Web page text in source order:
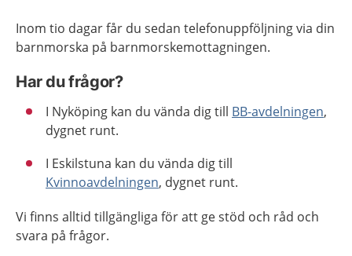
Inom tio dagar får du sedan telefonuppföljning via din
barnmorska på barnmorskemottagningen.
Har du frågor?
I Nyköping kan du vända dig till BB-avdelningen,
dygnet runt.
I Eskilstuna kan du vända dig till
Kvinnoavdelningen, dygnet runt.
Vi finns alltid tillgängliga för att ge stöd och råd och
svara på frågor.